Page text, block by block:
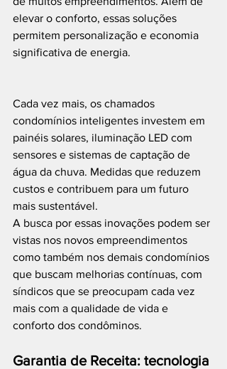
elevar o conforto, essas soluções
permitem personalização e economia
significativa de energia.
Cada vez mais, os chamados
condomínios inteligentes investem em
painéis solares, iluminação LED com
sensores e sistemas de captação de
água da chuva. Medidas que reduzem
custos e contribuem para um futuro
mais sustentável.
A busca por essas inovações podem ser
vistas nos novos empreendimentos
como também nos demais condomínios
que buscam melhorias contínuas, com
síndicos que se preocupam cada vez
mais com a qualidade de vida e
conforto dos condôminos.
Garantia de Receita: tecnologia